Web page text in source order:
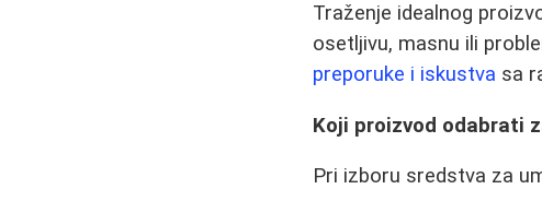
Traženje idealnog
osetljivu, masnu ili
preporuke i iskustva sa
Koji proizvod odabrati
Pri izboru sredstva za